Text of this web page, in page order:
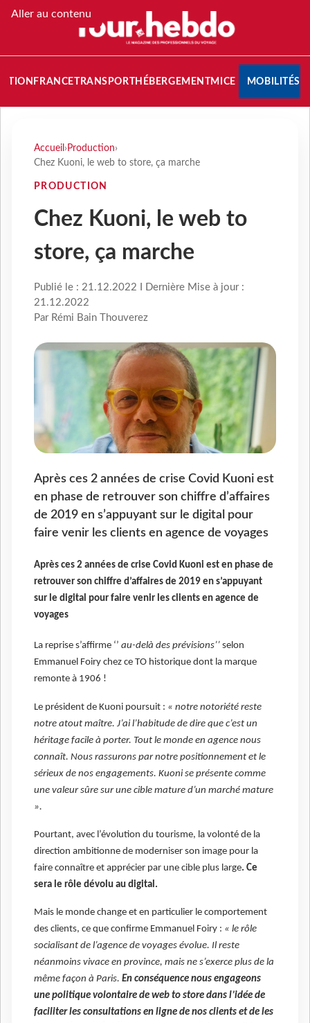
Aller au contenu
FRANCETRANSPORT HÉBERGEMENTMICE MOBILITÉS
Accueil › Production›
Chez Kuoni, le web to store, ça marche
PRODUCTION
Chez Kuoni, le web to
store, ça marche
Publié le : 21.12.2022 I Dernière Mise à jour :
21.12.2022
Par Rémi Bain Thouverez
Après ces 2 années de crise Covid Kuoni est
en phase de retrouver son chiffre d’affaires
de 2019 en s’appuyant sur le digital pour
faire venir les clients en agence de voyages
Après ces 2 années de crise Covid Kuoni est en phase de
retrouver son chiffre d’affaires de 2019 en s’appuyant
sur le digital pour faire venir les clients en agence de
voyages
La reprise s’affirme ‘’ au-delà des prévisions’’ selon
Emmanuel Foiry chez ce TO historique dont la marque
remonte à 1906 !
Le président de Kuoni poursuit : « notre notoriété reste
notre atout maître. J’ai l’habitude de dire que c’est un
héritage facile à porter. Tout le monde en agence nous
connaît. Nous rassurons par notre positionnement et le
sérieux de nos engagements. Kuoni se présente comme
une valeur sûre sur une cible mature d’un marché mature
».
Pourtant, avec l’évolution du tourisme, la volonté de la
direction ambitionne de moderniser son image pour la
faire connaître et apprécier par une cible plus large. Ce
sera le rôle dévolu au digital.
Mais le monde change et en particulier le comportement
des clients, ce que confirme Emmanuel Foiry : « le rôle
socialisant de l’agence de voyages évolue. Il reste
néanmoins vivace en province, mais ne s’exerce plus de la
même façon à Paris. En conséquence nous engageons
une politique volontaire de web to store dans l’idée de
faciliter les consultations en ligne de nos clients et de les